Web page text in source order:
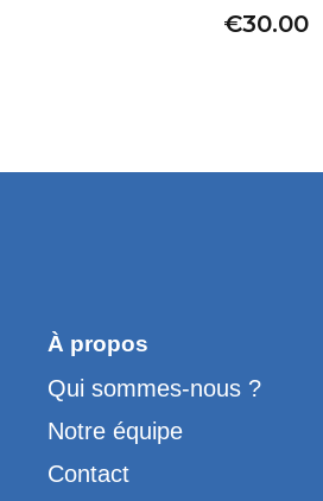
€30.00
À propos
Qui sommes-nous ?
Notre équipe
Contact